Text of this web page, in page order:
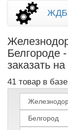
Белгороде
заказать
41 товар в